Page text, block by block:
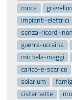
moca
impianti-elettrici
senza-ricordi-
guerra-ucraina
michela-maggi
carico-e-scarico
solarium
cisternette